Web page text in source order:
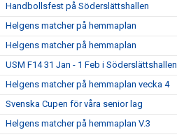
Handbollsfest på Söderslättshallen
Helgens matcher på hemmaplan
Helgens matcher på hemmaplan
USM F14 31 Jan - 1 Feb i Söderslättshallen
Helgens matcher på hemmaplan vecka 4
Svenska Cupen för våra senior lag
Helgens matcher på hemmaplan V.3